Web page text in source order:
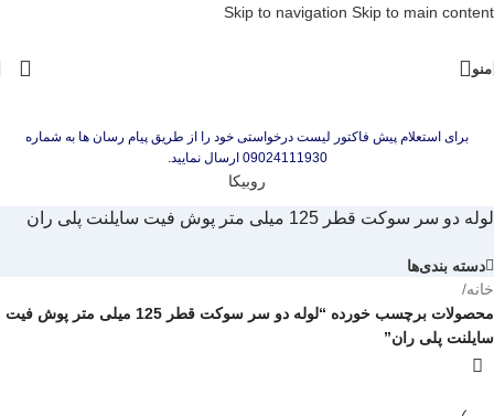
Skip to navigation Skip to main content
منو
برای استعلام پیش فاکتور لیست درخواستی خود را از طریق پیام رسان ها به شماره
09024111930 ارسال نمایید.
روبیکا
لوله دو سر سوکت قطر 125 میلی متر پوش فیت سایلنت پلی ران
دسته بندی‌ها
خانه/
محصولات برچسب خورده “لوله دو سر سوکت قطر 125 میلی متر پوش فیت
سایلنت پلی ران”